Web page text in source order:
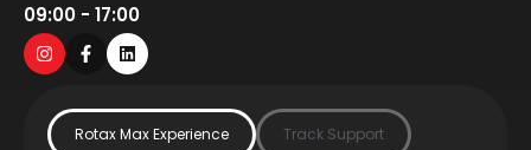
09:00 - 17:00
Rotax Max Experience Track Support